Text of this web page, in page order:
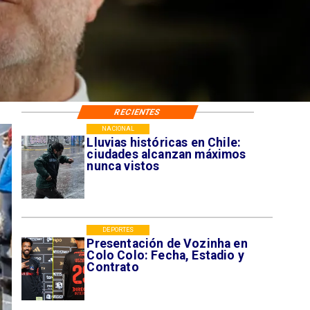
Lluvias históricas en Chile:
ciudades alcanzan máximos
nunca vistos
NACIONAL
Presentación de Vozinha en
Colo Colo: Fecha, Estadio y
Contrato
DEPORTES
RECIENTES